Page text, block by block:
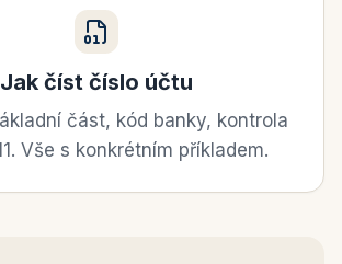
Jak číst číslo účtu
část, kód banky, kontrola
Vše s konkrétním příkladem.